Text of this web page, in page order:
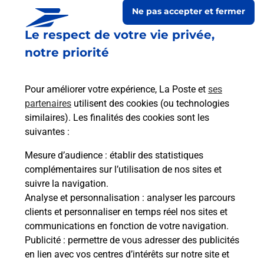
Le respect de votre vie privée,
notre priorité
Pour améliorer votre expérience, La Poste et ses
partenaires utilisent des cookies (ou technologies
similaires). Les finalités des cookies sont les
suivantes :
Mesure d’audience : établir des statistiques
complémentaires sur l’utilisation de nos sites et
suivre la navigation.
Analyse et personnalisation : analyser les parcours
clients et personnaliser en temps réel nos sites et
communications en fonction de votre navigation.
Publicité : permettre de vous adresser des publicités
en lien avec vos centres d’intérêts sur notre site et
Ne pas accepter et fermer
Collecte du courrier aujourd'hui à 09h00
8 Rue De La Mairie
08090 Evigny
Itinéraire
Le lien s'ouvre dans un nouvel onglet